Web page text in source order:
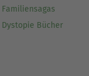
Familiensagas
Dystopie Bücher